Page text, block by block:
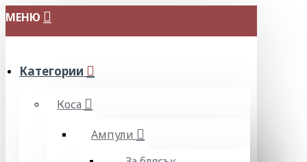
МЕНЮ
Категории
Коса
Ампули